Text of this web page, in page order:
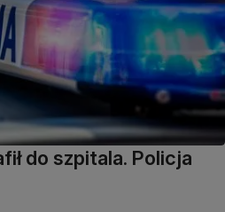
do szpitala. Policja